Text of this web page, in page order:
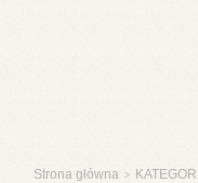
Strona główna >